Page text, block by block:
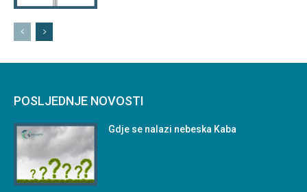
POSLJEDNJE NOVOSTI
Gdje se nalazi nebeska Kaba